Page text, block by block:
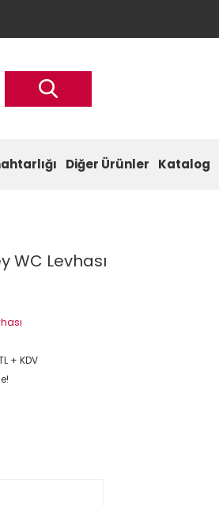
Diğer Ürünler Katalog
WC Levhası
+ KDV